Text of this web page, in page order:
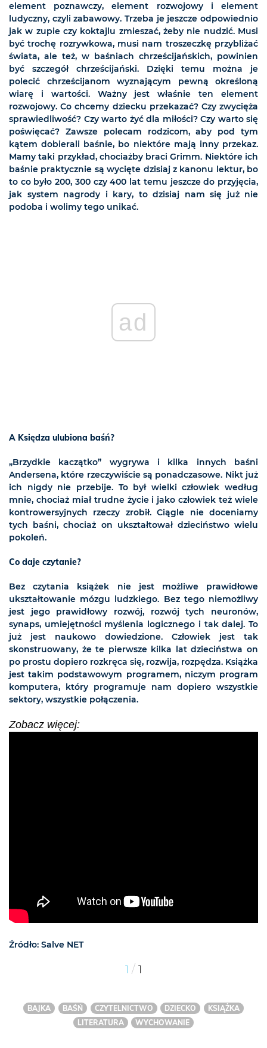
element poznawczy, element rozwojowy i element
ludyczny, czyli zabawowy. Trzeba je jeszcze odpowiednio
jak w zupie czy koktajlu zmieszać, żeby nie nudzić. Musi
być trochę rozrywkowa, musi nam troszeczkę przybliżać
świata, ale też, w baśniach chrześcijańskich, powinien
być szczegół chrześcijański. Dzięki temu można je
polecić chrześcijanom wyznającym pewną określoną
wiarę i wartości. Ważny jest właśnie ten element
rozwojowy. Co chcemy dziecku przekazać? Czy zwycięża
sprawiedliwość? Czy warto żyć dla miłości? Czy warto się
poświęcać? Zawsze polecam rodzicom, aby pod tym
kątem dobierali baśnie, bo niektóre mają inny przekaz.
Mamy taki przykład, chociażby braci Grimm. Niektóre ich
baśnie praktycznie są wycięte dzisiaj z kanonu lektur, bo
to co było 200, 300 czy 400 lat temu jeszcze do przyjęcia,
jak system nagrody i kary, to dzisiaj nam się już nie
podoba i wolimy tego unikać.
ad
A Księdza ulubiona baśń?
„Brzydkie kaczątko” wygrywa i kilka innych baśni
Andersena, które rzeczywiście są ponadczasowe. Nikt już
ich nigdy nie przebije. To był wielki człowiek według
mnie, chociaż miał trudne życie i jako człowiek też wiele
kontrowersyjnych rzeczy zrobił. Ciągle nie doceniamy
tych baśni, chociaż on ukształtował dzieciństwo wielu
pokoleń.
Co daje czytanie?
Bez czytania książek nie jest możliwe prawidłowe
ukształtowanie mózgu ludzkiego. Bez tego niemożliwy
jest jego prawidłowy rozwój, rozwój tych neuronów,
synaps, umiejętności myślenia logicznego i tak dalej. To
już jest naukowo dowiedzione. Człowiek jest tak
skonstruowany, że te pierwsze kilka lat dzieciństwa on
po prostu dopiero rozkręca się, rozwija, rozpędza. Książka
jest takim podstawowym programem, niczym program
komputera, który programuje nam dopiero wszystkie
sektory, wszystkie połączenia.
Zobacz więcej:
Źródło: Salve NET
1 / 1
BAJKA BAŚŃ CZYTELNICTWO DZIECKO
KSIĄŻKA
LITERATURA
WYCHOWANIE